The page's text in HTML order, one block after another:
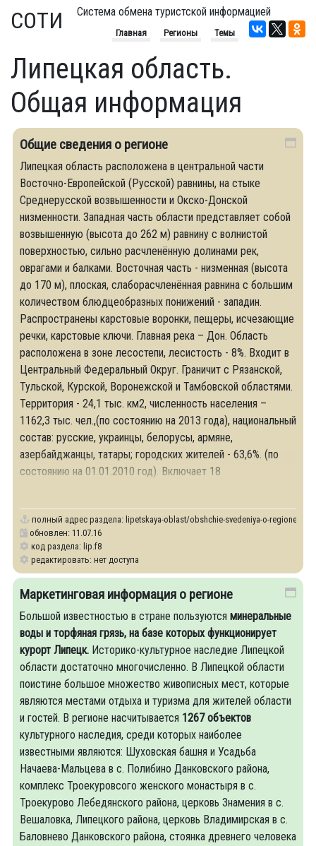
СОТИ Система обмена туристской информацией
Главная Регионы Темы
Липецкая область.
Общая информация
Общие сведения о регионе
Липецкая область расположена в центральной части
Восточно-Европейской (Русской) равнины, на стыке
Среднерусской возвышенности и Окско-Донской
низменности. Западная часть области представляет собой
возвышенную (высота до 262 м) равнину с волнистой
поверхностью, сильно расчленённую долинами рек,
оврагами и балками. Восточная часть - низменная (высота
до 170 м), плоская, слаборасчленённая равнина с большим
количеством блюдцеобразных понижений - западин.
Распространены карстовые воронки, пещеры, исчезающие
речки, карстовые ключи. Главная река – Дон. Область
расположена в зоне лесостепи, лесистость - 8%. Входит в
Центральный Федеральный Округ. Граничит с Рязанской,
Тульской, Курской, Воронежской и Тамбовской областями.
Территория - 24,1 тыс. км2, численность населения –
1162,3 тыс. чел.,(по состоянию на 2013 года), национальный
состав: русские, украинцы, белорусы, армяне,
азербайджанцы, татары; городских жителей - 63,6%. (по
состоянию на 01.01.2010 год). Включает 18
полный адрес раздела: lipetskaya-oblast/obshchie-svedeniya-o-regione
обновлен: 11.07.16
код раздела: lip.f8
редактировать: нет доступа
Маркетинговая информация о регионе
Большой известностью в стране пользуются минеральные
воды и торфяная грязь, на базе которых функционирует
курорт Липецк. Историко-культурное наследие Липецкой
области достаточно многочисленно. В Липецкой области
поистине большое множество живописных мест, которые
являются местами отдыха и туризма для жителей области
и гостей. В регионе насчитывается 1267 объектов
культурного наследия, среди которых наиболее
известными являются: Шуховская башня и Усадьба
Начаева-Мальцева в с. Полибино Данковского района,
комплекс Троекуровсого женского монастыря в с.
Троекурово Лебедянского района, церковь Знамения в с.
Вешаловка, Липецкого района, церковь Владимирская в с.
Баловнево Данковского района, стоянка древнего человека